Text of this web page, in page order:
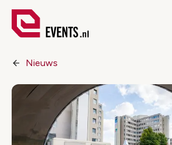
Nieuws